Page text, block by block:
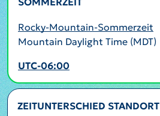
Rocky-Mountain-Sommerzeit
Mountain Daylight Time (MDT)
UTC-06:00
ZEITUNTERSCHIED STANDORT